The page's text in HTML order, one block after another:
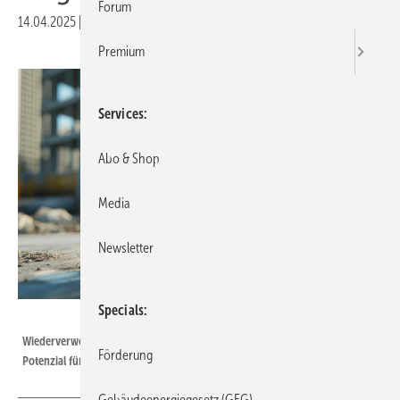
14.04.2025
Wiederverwenden statt neu produzieren: Bestandsgebäude bieten viel
Potenzial für die Kreislaufwirtschaft.
Forum
Premium
Services
Abo & Shop
Media
Newsletter
Specials
Förderung